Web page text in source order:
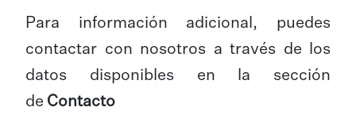
Para información adicional, puedes
contactar con nosotros a través de los
datos disponibles en la sección
de Contacto